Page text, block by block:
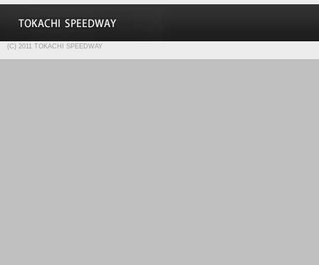
(C) 2011 TOKACHI SPEEDWAY